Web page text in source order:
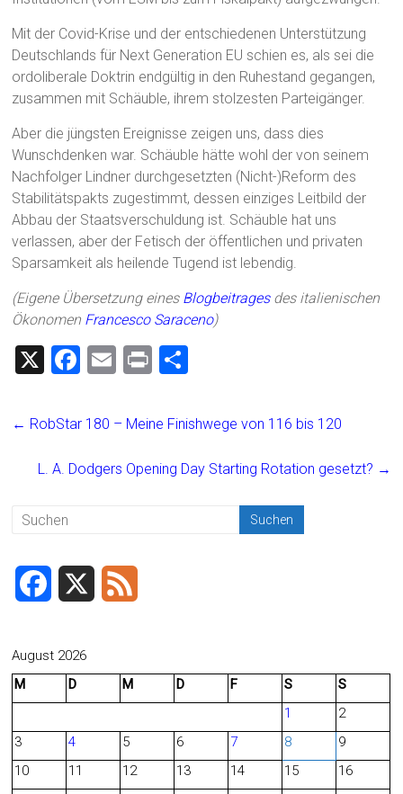
Mit der Covid-Krise und der entschiedenen Unterstützung
Deutschlands für Next Generation EU schien es, als sei die
ordoliberale Doktrin endgültig in den Ruhestand gegangen,
zusammen mit Schäuble, ihrem stolzesten Parteigänger.
Aber die jüngsten Ereignisse zeigen uns, dass dies
Wunschdenken war. Schäuble hätte wohl der von seinem
Nachfolger Lindner durchgesetzten (Nicht-)Reform des
Stabilitätspakts zugestimmt, dessen einziges Leitbild der
Abbau der Staatsverschuldung ist. Schäuble hat uns
verlassen, aber der Fetisch der öffentlichen und privaten
Sparsamkeit als heilende Tugend ist lebendig.
(Eigene Übersetzung eines Blogbeitragesdes italienischen
Ökonomen Francesco Saraceno)
X
F
ce
o
E
ai
Pr
t
e
← RobStar 180 – Meine Finishwege von 116 bis 120
L. A. Dodgers Opening Day Starting Rotation gesetzt? →
c
b
o
August 2026
M
D M D F S
S
1
2
3
4 5 6 7 8
9
10
11 12 13 14 15
16